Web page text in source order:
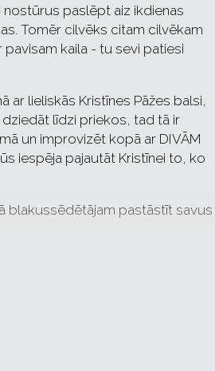
paslēpt aiz ikdienas
Tomēr cilvēks citam cilvēkam
kaila - tu sevi patiesi
ar lieliskās Kristīnes Pāžes balsi,
līdzi priekos, tad tā ir
un improvizēt kopā ar DIVĀM
iespēja pajautāt Kristīnei to, ko
blakussēdētājam pastāstīt savus